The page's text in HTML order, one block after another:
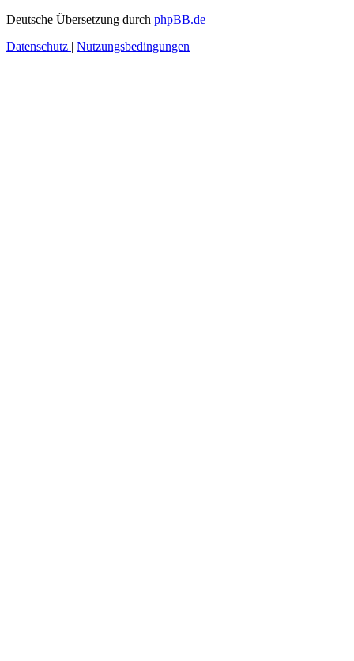
Deutsche Übersetzung durch phpBB.de
Datenschutz | Nutzungsbedingungen